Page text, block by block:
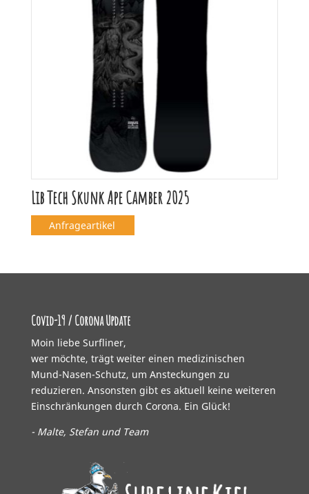
Lib Tech Skunk Ape Camber 2025
Anfrageartikel
Covid-19 / Corona Update
Moin liebe Surfliner,
wer möchte, trägt weiter einen medizinischen
Mund-Nasen-Schutz, um Ansteckungen zu
reduzieren. Ansonsten gibt es aktuell keine weiteren
Einschränkungen durch Corona. Ein Glück!
- Malte, Stefan und Team